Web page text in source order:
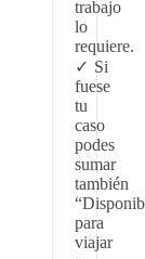
trabajo
lo
requiere.
Si
fuese
tu
caso
podes
sumar
también
para
viajar